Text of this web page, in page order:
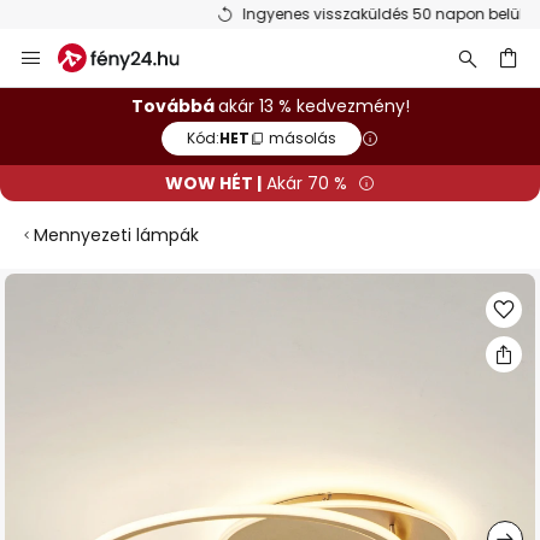
Ingyenes visszaküldés 50 napon belül
Ugrás
a
tartalomhozTovábbáakár 13 % kedvezmény!
Kód:HET másolás
WOW HÉT | Akár 70 %
Mennyezeti lámpák
Ugrás